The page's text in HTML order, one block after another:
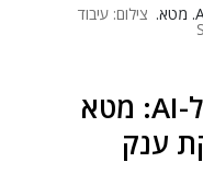
צילום: עיבוד
אנרגיה גרעינית נקייה ל-AI: מטא
ענק